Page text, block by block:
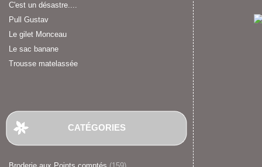
C'est un désastre....
Pull Gustav
Le gilet Monceau
Le sac banane
Trousse matelassée
CATÉGORIES